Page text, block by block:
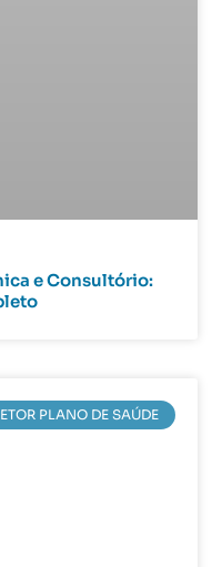
e Consultório:
PLANO DE SAÚDE